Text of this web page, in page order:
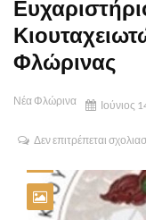
Φλώρινας
Νέα Φλώρινα Ιούνιος
Δεν επιτρέπεται